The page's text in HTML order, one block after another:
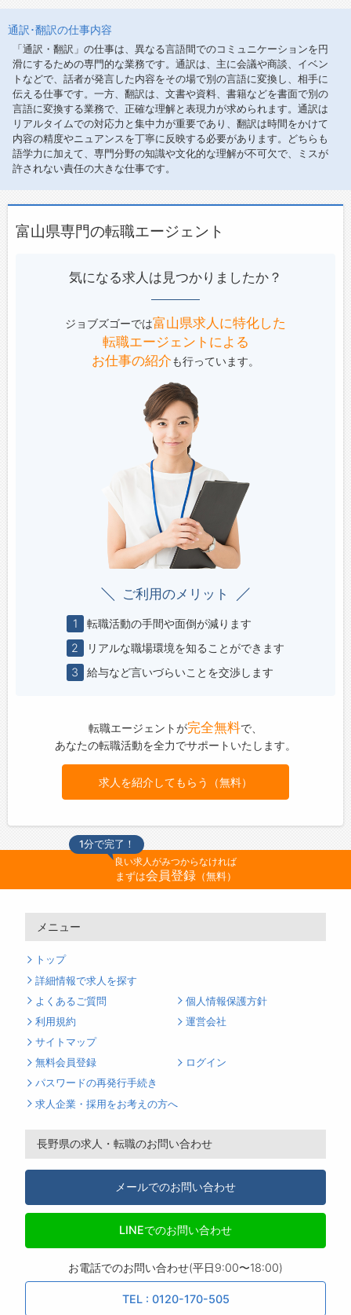
通訳･翻訳の仕事内容
「通訳・翻訳」の仕事は、異なる言語間でのコミュニケーションを円
滑にするための専門的な業務です。通訳は、主に会議や商談、イベン
トなどで、話者が発言した内容をその場で別の言語に変換し、相手に
伝える仕事です。一方、翻訳は、文書や資料、書籍などを書面で別の
言語に変換する業務で、正確な理解と表現力が求められます。通訳は
リアルタイムでの対応力と集中力が重要であり、翻訳は時間をかけて
内容の精度やニュアンスを丁寧に反映する必要があります。どちらも
語学力に加えて、専門分野の知識や文化的な理解が不可欠で、ミスが
許されない責任の大きな仕事です。
富山県専門の転職エージェント
気になる求人は見つかりましたか？
ジョブズゴーでは富山県求人に特化した
転職エージェントによる
お仕事の紹介も行っています。
ご利用のメリット
1
転職活動の手間や面倒が減ります
2
リアルな職場環境を知ることができます
3
給与など言いづらいことを交渉します
転職エージェントが完全無料で、
あなたの転職活動を全力でサポートいたします。
求人を紹介してもらう（無料）
1分で完了！
良い求人がみつからなければ
まずは会員登録（無料）
メニュー
トップ
詳細情報で求人を探す
よくあるご質問
個人情報保護方針
利用規約
運営会社
サイトマップ
無料会員登録
ログイン
パスワードの再発行手続き
求人企業・採用をお考えの方へ
長野県の求人・転職のお問い合わせ
メールでのお問い合わせ
LINEでのお問い合わせ
お電話でのお問い合わせ(平日9:00〜18:00)
TEL : 0120-170-505